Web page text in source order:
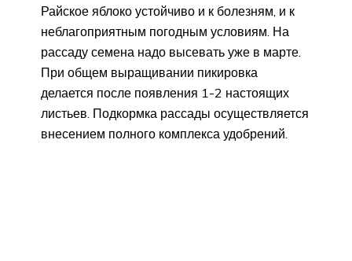
Райское яблоко устойчиво и к болезням, и к
неблагоприятным погодным условиям. На
рассаду семена надо высевать уже в марте.
При общем выращивании пикировка
делается после появления 1-2 настоящих
листьев. Подкормка рассады осуществляется
внесением полного комплекса удобрений.